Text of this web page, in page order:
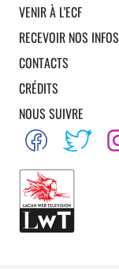
VENIR À L’ECF
RECEVOIR NOS INFOS
CONTACTS
CRÉDITS
NOUS SUIVRE